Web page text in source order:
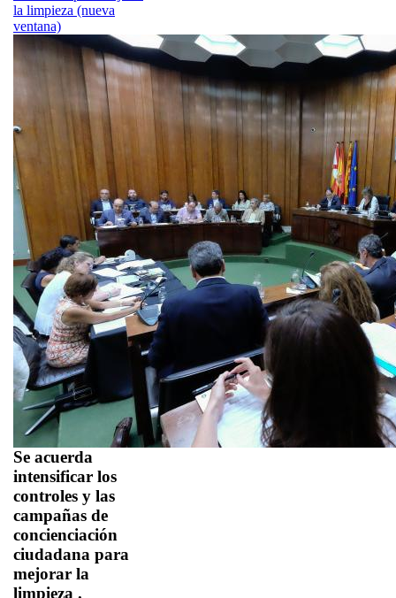
Se acuerda
intensificar los
controles y las
campañas de
concienciación
ciudadana para
mejorar la
limpieza .